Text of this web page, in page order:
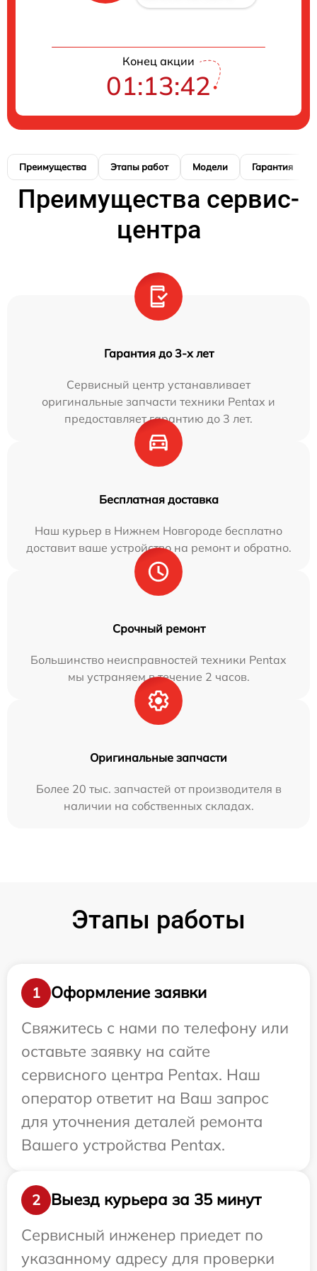
Конец акции
01:13:42
Преимущества Этапы работ Модели Гарантия
Преимущества сервис-
центра
Гарантия до 3-х лет
Сервисный центр устанавливает
оригинальные запчасти техники Pentax и
предоставляет гарантию до 3 лет.
Бесплатная доставка
Наш курьер в Нижнем Новгороде бесплатно
доставит ваше устройство на ремонт и обратно.
Срочный ремонт
Большинство неисправностей техники Pentax
мы устраняем в течение 2 часов.
Оригинальные запчасти
Более 20 тыс. запчастей от производителя в
наличии на собственных складах.
Этапы работы
1
Оформление заявки
Свяжитесь с нами по телефону или
оставьте заявку на сайте
сервисного центра Pentax. Наш
оператор ответит на Ваш запрос
для уточнения деталей ремонта
Вашего устройства Pentax.
2
Выезд курьера за 35 минут
Сервисный инженер приедет по
указанному адресу для проверки